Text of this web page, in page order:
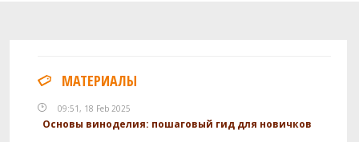
МАТЕРИАЛЫ
09:51, 18 Feb 2025
Основы виноделия: пошаговый гид для новичков